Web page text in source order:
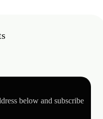
below and subscribe